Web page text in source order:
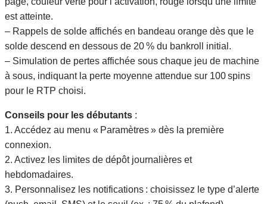
est atteinte.
– Rappels de solde affichés en bandeau orange dès que le
solde descend en dessous de 20 % du bankroll initial.
– Simulation de pertes affichée sous chaque jeu de machine
à sous, indiquant la perte moyenne attendue sur 100 spins
pour le RTP choisi.
Conseils pour les débutants :
1. Accédez au menu « Paramètres » dès la première
connexion.
2. Activez les limites de dépôt journalières et
hebdomadaires.
3. Personnalisez les notifications : choisissez le type d’alerte